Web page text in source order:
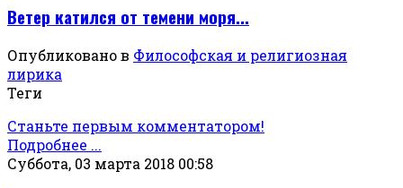
Ветер катился от темени моря...
Опубликовано в Философская и религиозная
лирика
Теги
Станьте первым комментатором!
Подробнее ...
Суббота, 03 марта 2018 00:58